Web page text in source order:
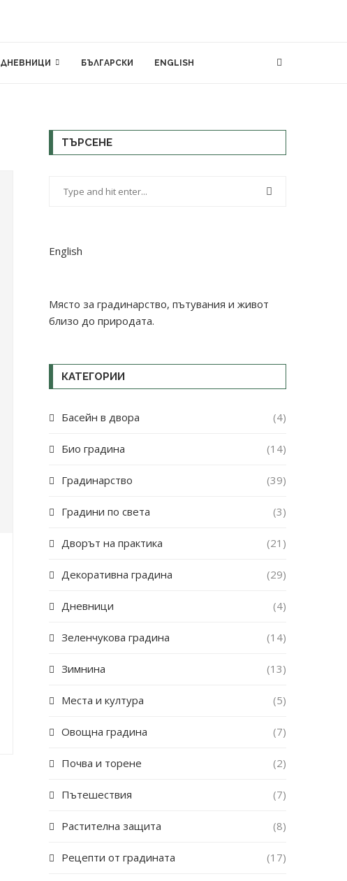
ДНЕВНИЦИ БЪЛГАРСКИ ENGLISH
ТЪРСЕНЕ
English
Място за градинарство, пътувания и живот
близо до природата.
КАТЕГОРИИ
Басейн в двора (4)
Био градина (14)
Градинарство (39)
Градини по света (3)
Дворът на практика (21)
Декоративна градина (29)
Дневници (4)
Зеленчукова градина (14)
Зимнина (13)
Места и култура (5)
Овощна градина (7)
Почва и торене (2)
Пътешествия (7)
Растителна защита (8)
Рецепти от градината (17)